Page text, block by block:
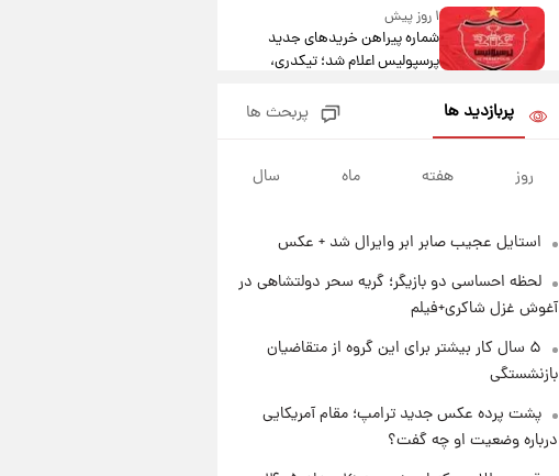
خواهند بود؟
۱ روز پیش
شماره پیراهن خریدهای جدید
پرسپولیس اعلام شد؛ تیکدری،
جزئیات فعال‌سازی «کیف پول
ایران» اعلام شد+فیلم
۱ روز پیش
۱۵ مرداد ۱۴۰۵ +جدول
قیمت طلا و سکه امروز پنجشنبه
۱۵ مرداد ۱۴۰۵
شارژ جدید کالابرگ برای سه
پربازدید ها پربحث ها
روز هفته ماه سال
استایل عجیب صابر ابر وایرال شد + عکس
لحظه احساسی دو بازیگر؛ گریه سحر دولتشاهی در
آغوش غزل شاکری+فیلم
۵ سال کار بیشتر برای این گروه از متقاضیان
بازنشستگی
پشت پرده عکس جدید ترامپ؛ مقام آمریکایی
درباره وضعیت او چه گفت؟